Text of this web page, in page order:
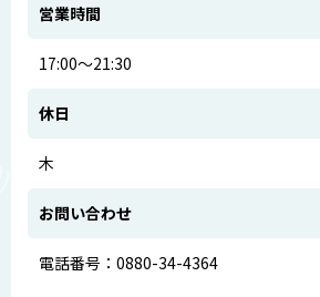
営業時間
17:00～21:30
休日
木
お問い合わせ
電話番号：0880-34-4364